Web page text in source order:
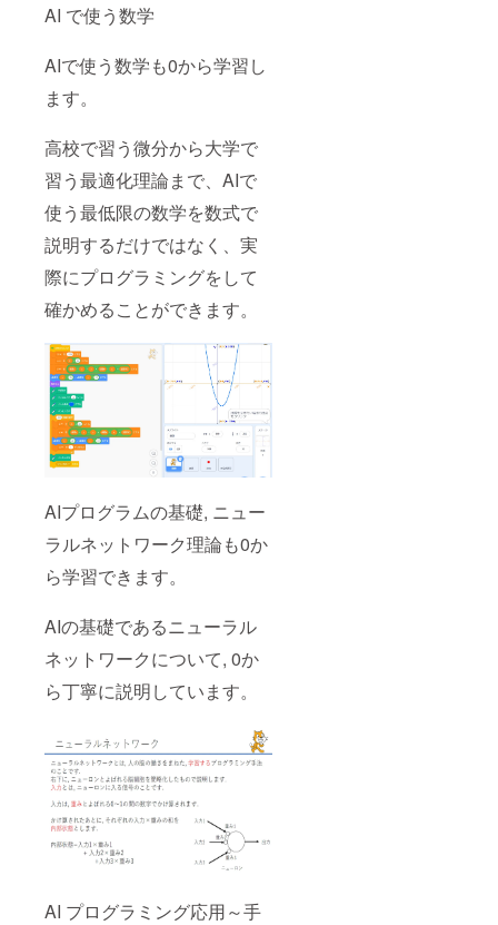
AI で使う数学
AIで使う数学も0から学習し
ます。
高校で習う微分から大学で
習う最適化理論まで、AIで
使う最低限の数学を数式で
説明するだけではなく、実
際にプログラミングをして
確かめることができます。
AIプログラムの基礎, ニュー
ラルネットワーク理論も0か
ら学習できます。
AIの基礎であるニューラル
ネットワークについて, 0か
ら丁寧に説明しています。
AI プログラミング応用～手